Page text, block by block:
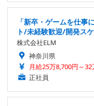
「新卒・ゲームを仕事
ト/未経験歓迎/開発ス
株式会社ELM
神奈川県
月給25万8,700円～32
正社員